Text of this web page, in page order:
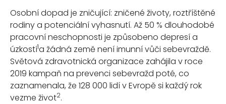
Osobní dopad je zničující: zničené životy, roztříštěné
rodiny a potenciální vyhasnutí. Až 50 % dlouhodobé
pracovní neschopnosti je způsobeno depresí a
úzkostí1a žádná země není imunní vůči sebevraždě.
Světová zdravotnická organizace zahájila v roce
2019 kampaň na prevenci sebevražd poté, co
zaznamenala, že 128 000 lidí v Evropě si každý rok
vezme život2.